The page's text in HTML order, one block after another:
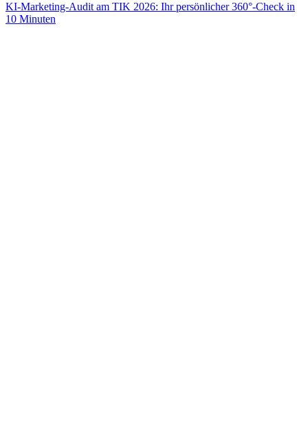
KI-Marketing-Audit am TIK 2026: Ihr persönlicher 360°-Check in
10 Minuten